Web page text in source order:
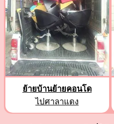
ย้ายบ้านย้ายคอนโด
ไปศาลาแดง